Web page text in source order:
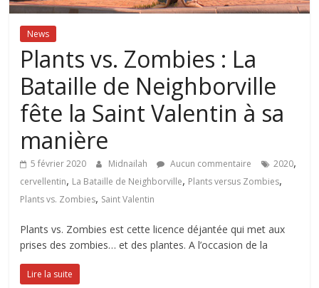
News
Plants vs. Zombies : La
Bataille de Neighborville
fête la Saint Valentin à sa
manière
5 février 2020 Midnailah Aucun commentaire 2020,
cervellentin, La Bataille de Neighborville, Plants versus Zombies,
Plants vs. Zombies, Saint Valentin
Plants vs. Zombies est cette licence déjantée qui met aux
prises des zombies… et des plantes. A l’occasion de la
Lire la suite